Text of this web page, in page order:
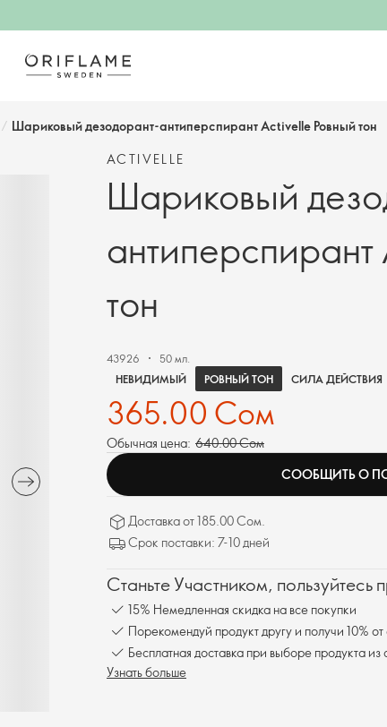
/ Шариковый дезодорант-антиперспирант Activelle Ровный тон
ACTIVELLE
Шариковый
тон
43926
50 мл.
НЕВИДИМЫЙ
РОВНЫЙ ТОН СИЛА ДЕЙСТВИЯ
365.00 Сом
Обычная цена: 640.00 Сом
СООБЩИТЬ О
Доставка от 185.00 Сом.
Срок поставки: 7-10 дней
Станьте Участником, пользуйтесь
15% Немедленная скидка на все покупки
Порекомендуй продукт другу и получи 10% от
Бесплатная доставка при выборе
Узнать больше